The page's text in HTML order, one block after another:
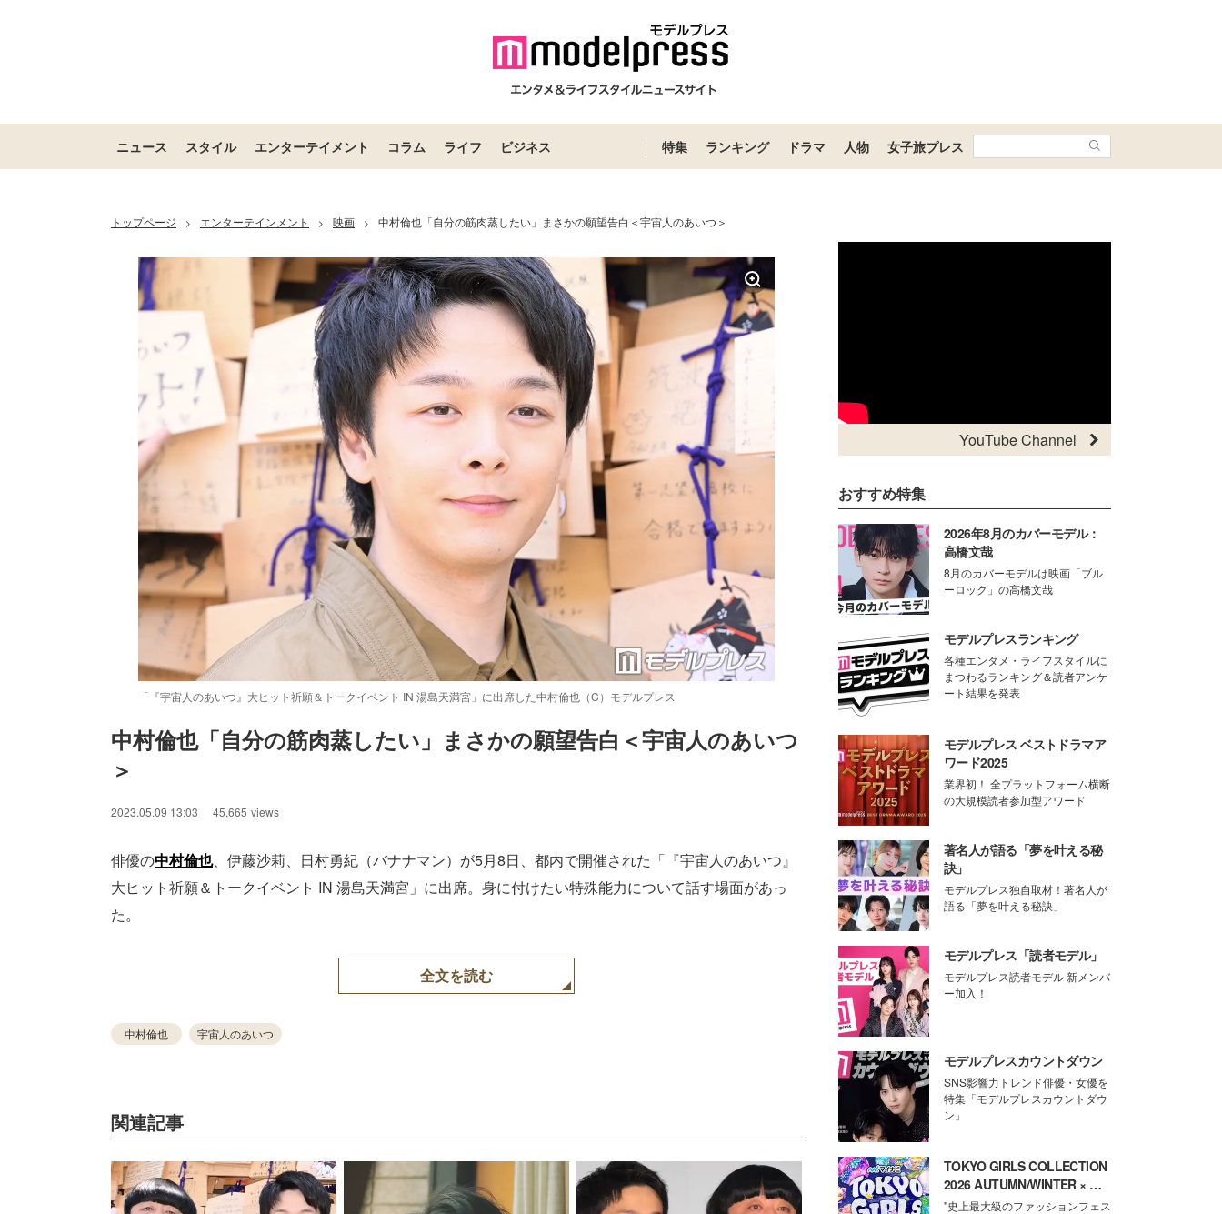
ニュース スタイル エンターテイメント コラム ライフ ビジネス 特集 ランキング ドラマ 人物 女子旅プレス
トップページ > エンターテインメント > 映画 > 中村倫也「自分の筋肉蒸したい」まさかの願望告白＜宇宙人のあいつ＞
「『宇宙人のあいつ』大ヒット祈願＆トークイベント IN 湯島天満宮」に出席した中村倫也（C）モデルプレス
中村倫也「自分の筋肉蒸したい」まさかの願望告白＜宇宙人のあいつ
＞
2023.05.09 13:03 45,665 views
俳優の中村倫也、伊藤沙莉、日村勇紀（バナナマン）が5月8日、都内で開催された「『宇宙人のあいつ』
大ヒット祈願＆トークイベント IN 湯島天満宮」に出席。身に付けたい特殊能力について話す場面があっ
た。
全文を読む
中村倫也 宇宙人のあいつ
関連記事
YouTube Channel
おすすめ特集
2026年8月のカバーモデル：
高橋文哉
8月のカバーモデルは映画「ブル
ーロック」の高橋文哉
モデルプレスランキング
各種エンタメ・ライフスタイルに
まつわるランキング＆読者アンケ
ート結果を発表
モデルプレス ベストドラマア
ワード2025
業界初！ 全プラットフォーム横断
の大規模読者参加型アワード
著名人が語る「夢を叶える秘
訣」
モデルプレス独自取材！著名人が
語る「夢を叶える秘訣」
モデルプレス「読者モデル」
モデルプレス読者モデル 新メンバ
ー加入！
モデルプレスカウントダウン
SNS影響力トレンド俳優・女優を
特集「モデルプレスカウントダウ
ン」
TOKYO GIRLS COLLECTION
2026 AUTUMN/WINTER × モ
デルプレス
"史上最大級のファッションフェス